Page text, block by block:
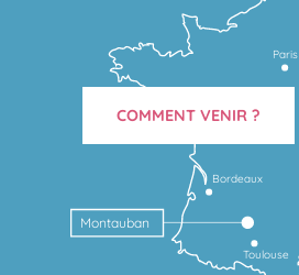
Toulouse
Bordeaux
Montauban
Paris
COMMENT VENIR ?